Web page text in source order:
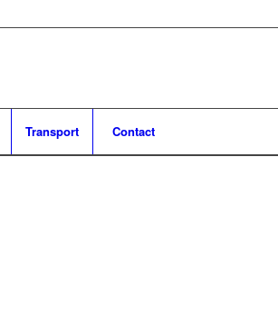
Transport Contact